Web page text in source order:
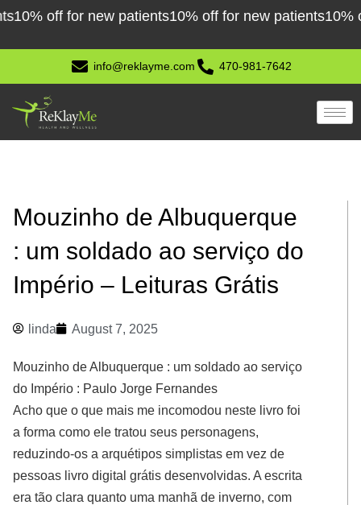
Skip
content
10% off for new patients10% off for new patients10%
info@reklayme.com 470-981-7642
Mouzinho de Albuquerque
: um soldado ao serviço do
Império – Leituras Grátis
linda August 7, 2025
Mouzinho de Albuquerque : um soldado ao serviço
do Império : Paulo Jorge Fernandes
Acho que o que mais me incomodou neste livro foi
a forma como ele tratou seus personagens,
reduzindo-os a arquétipos simplistas em vez de
pessoas livro digital grátis desenvolvidas. A escrita
era tão clara quanto uma manhã de inverno, com